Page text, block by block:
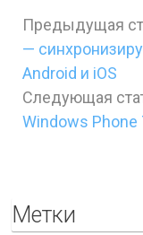
Предыдущая
—
Android и iOS
Следующая
Windows Phone
Метки